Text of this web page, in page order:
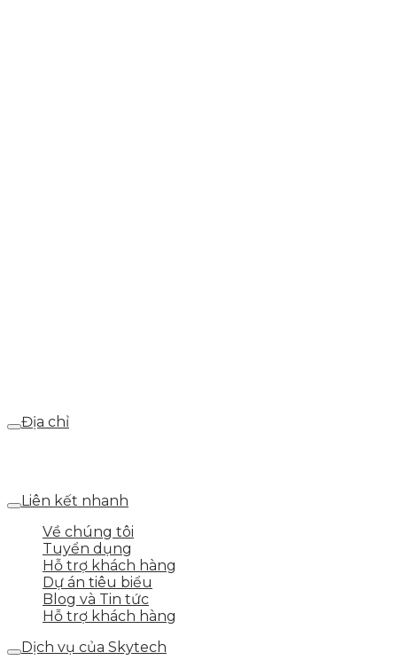
Địa chỉ
Liên kết nhanh
Về chúng tôi
Tuyển dụng
Hỗ trợ khách hàng
Dự án tiêu biểu
Blog và Tin tức
Hỗ trợ khách hàng
Dịch vụ của Skytech